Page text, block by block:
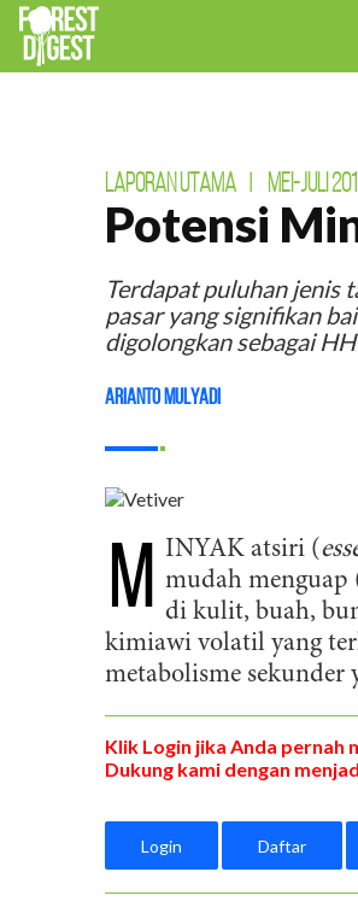
LAPORAN UTAMA MEI-JULI
Potensi
Terdapat puluhan jenis
pasar yang signifikan
digolongkan sebagai
Arianto Mulyadi
M INYAK atsiri (
mudah menguap
di kulit, buah,
kimiawi volatil yang
metabolisme sekunder
Klik Login jika Anda pernah
Dukung kami dengan
Login Daftar